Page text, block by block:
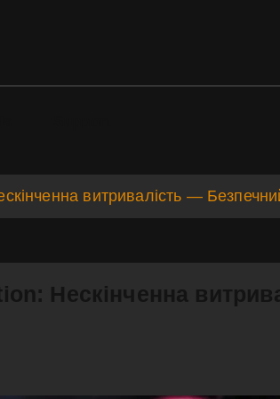
витривалість —
Нескінченна